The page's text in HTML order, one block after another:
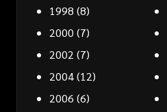
1998 (8)
2000 (7)
2002 (7)
2004(12)
2006 (6)